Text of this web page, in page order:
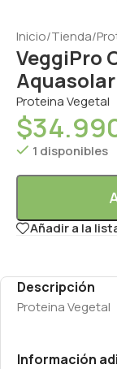
Inicio/Tienda/
VeggiPro
Aquasolar
Proteina Vegetal
$
1 disponibles
Añadir a la
Descripción
Proteina Vegetal
Información